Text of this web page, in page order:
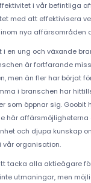
i vår befintliga
med att effektivisera
nya affärsområden
i en ung och växande
är fortfarande
men än fler har börjat
i branschen har
som öppnar sig. Goobit
här affärsmöjligheterna
och djupa kunskap
vår organisation.
tacka alla aktieägare
utmaningar, men